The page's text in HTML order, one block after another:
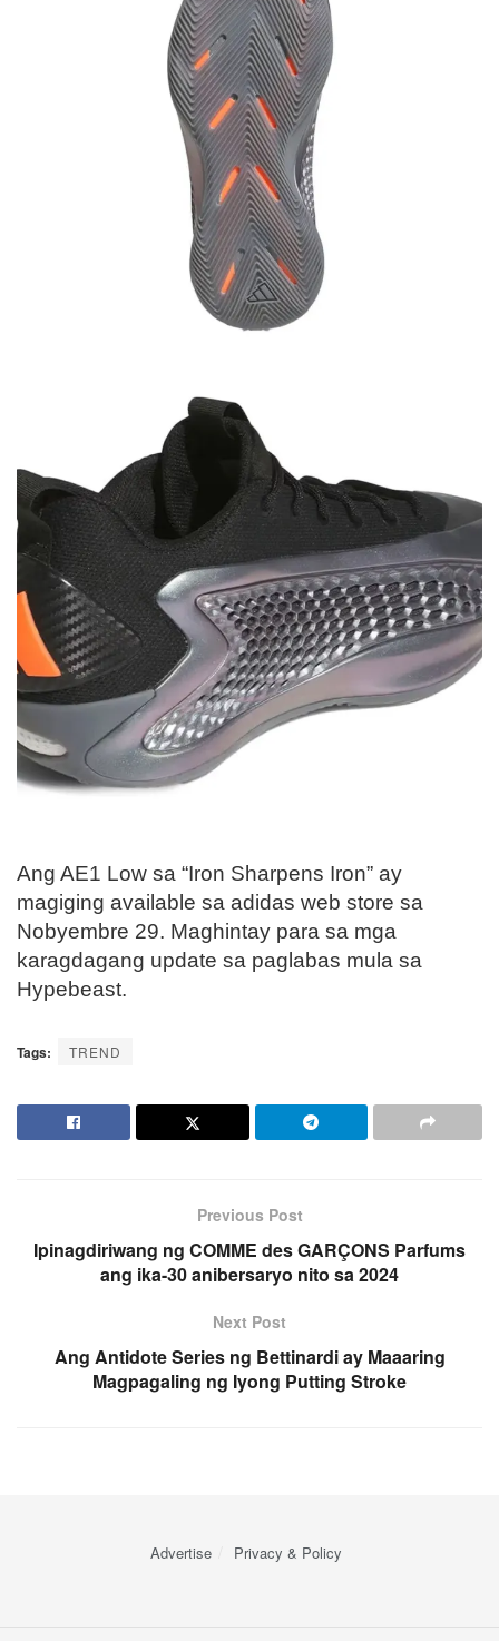
Ang AE1 Low sa “Iron Sharpens Iron” ay
magiging available sa adidas web store sa
Nobyembre 29. Maghintay para sa mga
karagdagang update sa paglabas mula sa
Hypebeast.
Tags: TREND
Previous Post
Ipinagdiriwang ng COMME des GARÇONS Parfums
ang ika-30 anibersaryo nito sa 2024
Next Post
Ang Antidote Series ng Bettinardi ay Maaaring
Magpagaling ng Iyong Putting Stroke
Advertise Privacy & Policy